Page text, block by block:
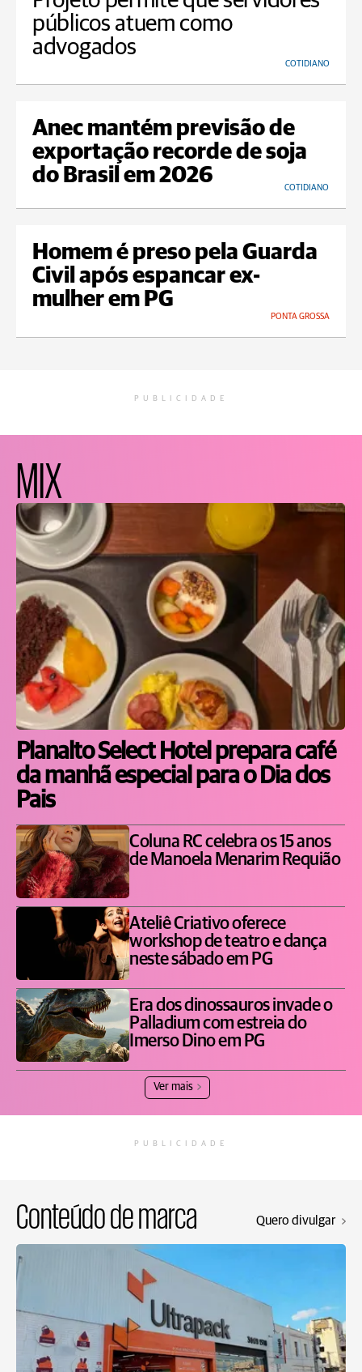
públicos atuem como
advogados
COTIDIANO
Anec mantém previsão de
exportação recorde de soja
do Brasil em 2026
COTIDIANO
Homem é preso pela Guarda
Civil após espancar ex-
mulher em PG
PONTA GROSSA
PUBLICIDADE
MIX
Planalto Select Hotel prepara café
da manhã especial para o Dia dos
Pais
Coluna RC celebra os 15 anos
de Manoela Menarim Requião
Ateliê Criativo oferece
workshop de teatro e dança
neste sábado em PG
Era dos dinossauros invade o
Palladium com estreia do
Imerso Dino em PG
Ver mais
PUBLICIDADE
Conteúdo de marca Quero divulgar